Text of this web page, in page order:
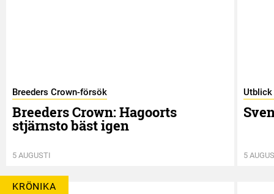
Breeders Crown-försök
Breeders Crown: Hagoorts
stjärnsto bäst igen
5 AUGUSTI
Utblick
5
KRÖNIKA